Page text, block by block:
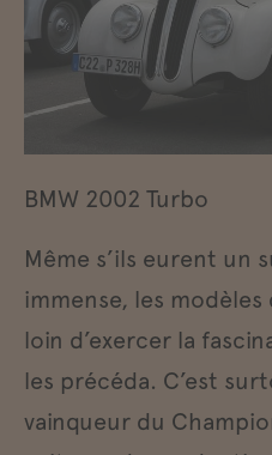
BMW 2002 Turbo
Même s’ils eurent un
immense, les
loin d’exercer la
les précéda. C’est
vainqueur du